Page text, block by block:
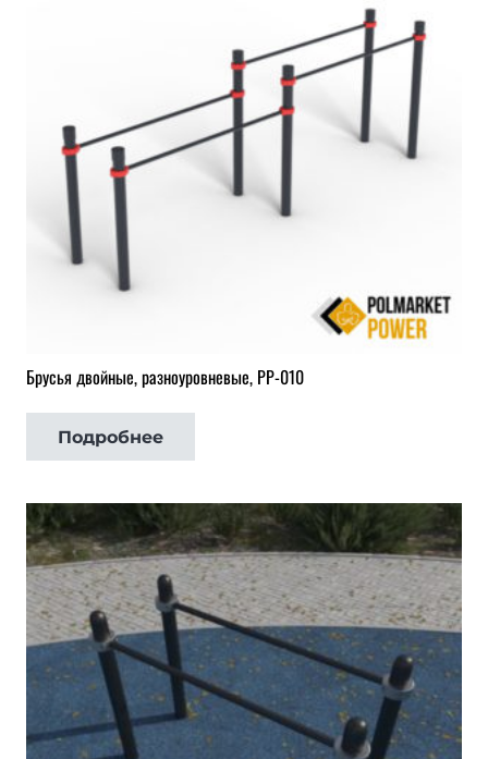
Брусья двойные, разноуровневые, РР-010
Подробнее